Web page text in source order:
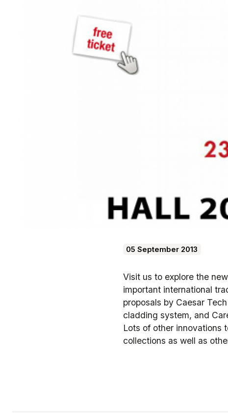
05 September 2013
Visit us to explore the
important international
proposals by Caesar
cladding system, and
Lots of other innovations
collections as well as